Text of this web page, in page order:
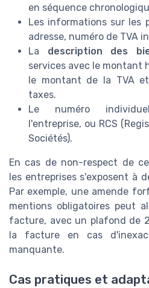
en séquence
Les informations sur les
adresse, numéro de TVA
La description des
services avec le montant
le montant de la TVA
taxes.
Le numéro
l'entreprise, ou RCS
Sociétés).
En cas de non-respect de
les entreprises s'exposent à
Par exemple, une amende
mentions obligatoires peut
facture, avec un plafond de
la facture en cas
manquante.
Cas pratiques et